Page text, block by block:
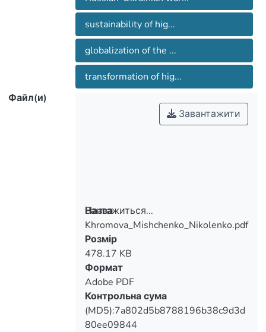
consequences of war.
sustainability of hig...
globalization of the ...
transformation of hig...
Файл(и)
Вантажиться...
Вантажиться...
Завантажити
Назва
Khromova_Mishchenko_Nikolenko.pdf
Розмір
478.17 KB
Формат
Adobe PDF
Контрольна сума
(MD5):7a802d5b8788196b38c9d3d
80ee09844